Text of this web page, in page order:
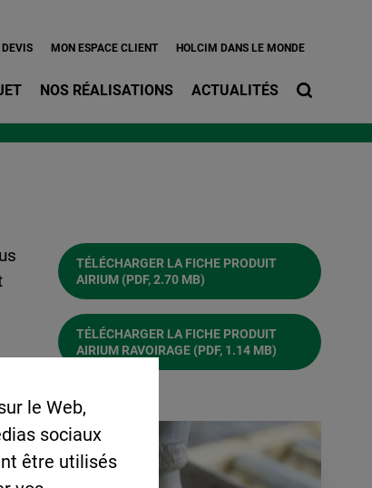
MON ESPACE CLIENT HOLCIM DANS LE MONDE
NOS RÉALISATIONS ACTUALITÉS
TÉLÉCHARGER LA FICHE PRODUIT
AIRIUM (PDF, 2.70 MB)
TÉLÉCHARGER LA FICHE PRODUIT
AIRIUM RAVOIRAGE (PDF, 1.14 MB)
le Web,
sociaux
être utilisés